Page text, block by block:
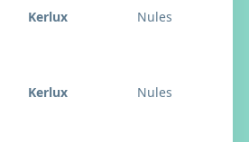
Kerlux Nules
Kerlux Nules